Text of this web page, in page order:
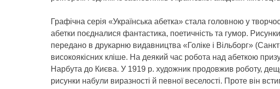
Графічна серія «Українська абетка» стала головною у
абетки поєдналися фантастика, поетичність та гумор.
передано в друкарню видавництва «Голіке і Вільборг»
високоякісних кліше. На деякий час робота над абеткою
Нарбута до Києва. У 1919 р. художник продовжив роботу,
рисунки набули виразності й певної веселості. Проте він